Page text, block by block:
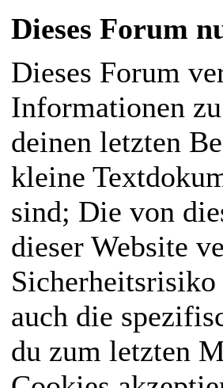
Dieses Forum
Dieses Forum
Informationen
deinen letzten
kleine
sind; Die von
dieser Website
auch die
du zum letzten